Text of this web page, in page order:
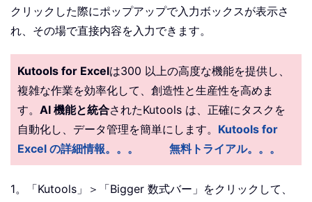
クリックした際にポップアップで入力ボックスが表示さ
れ、その場で直接内容を入力できます。
Kutools for Excelは300 以上の高度な機能を提供し、
複雑な作業を効率化して、創造性と生産性を高めま
す。 AI 機能と統合されたKutools は、正確にタスクを
自動化し、データ管理を簡単にします。 Kutools for
Excel の詳細情報。。。
無料トライアル。。。
1。「Kutools」＞「Bigger 数式バー」をクリックして、